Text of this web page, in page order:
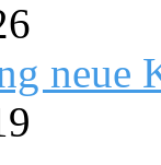
neue